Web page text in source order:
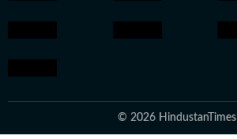
© 2026 HindustanTimes